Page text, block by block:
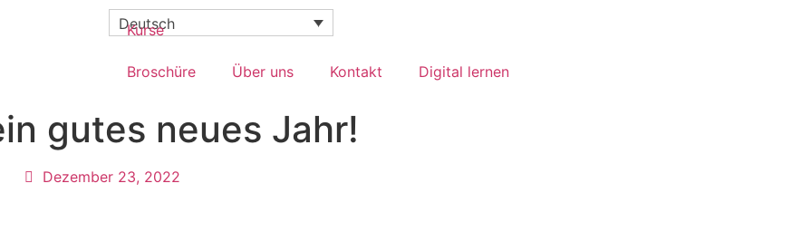
Deutsch
Kurse
Broschüre Über uns Kontakt Digital lernen
gutes neues Jahr!
Dezember 23, 2022